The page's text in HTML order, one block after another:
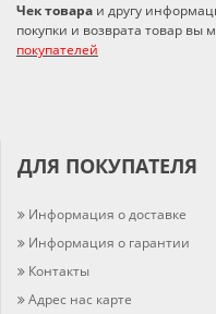
Чек товара и другу
покупки и возврата товар вы
покупателей
ДЛЯ ПОКУПАТЕЛЯ
Информация о доставке
Информация о гарантии
Контакты
Адрес нас карте